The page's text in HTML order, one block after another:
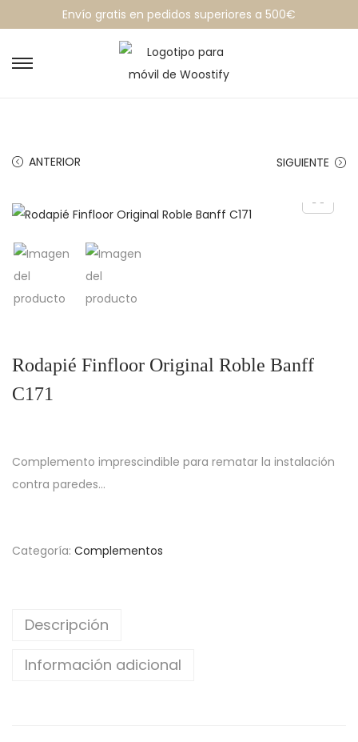
Envío gratis en pedidos superiores a 500€
ANTERIOR SIGUIENTE
Rodapié Finfloor Original Roble Banff
C171
Complemento imprescindible para rematar la instalación
contra paredes…
Categoría: Complementos
Descripción
Información adicional